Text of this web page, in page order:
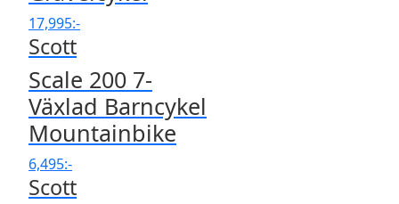
17,995:-
Scott
Scale 200 7-
Växlad Barncykel
Mountainbike
6,495:-
Scott